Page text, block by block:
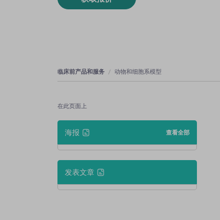
临床前产品和服务 动物和细胞系模型
在此页面上
海报 查看全部
发表文章